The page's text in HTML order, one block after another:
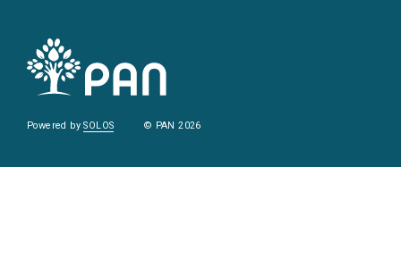
Powered bySOLOS © PAN 2026